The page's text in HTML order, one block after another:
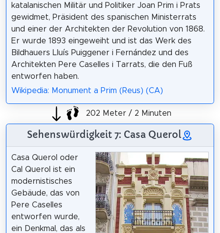
katalanischen Militär und Politiker Joan Prim i Prats
gewidmet, Präsident des spanischen Ministerrats
und einer der Architekten der Revolution von 1868.
Er wurde 1893 eingeweiht und ist das Werk des
Bildhauers Lluís Puiggener i Fernández und des
Architekten Pere Caselles i Tarrats, die den Fuß
entworfen haben.
Wikipedia: Monument a Prim (Reus) (CA)
202 Meter / 2 Minuten
Sehenswürdigkeit 7: Casa Querol
Casa Querol oder
Cal Querol ist ein
modernistisches
Gebäude, das von
Pere Caselles
entworfen wurde,
ein Denkmal, das als